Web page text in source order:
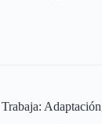
Trabaja: